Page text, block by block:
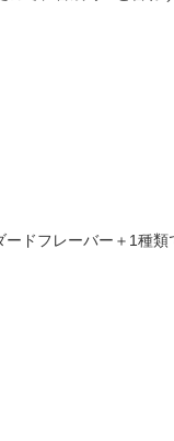
ードフレーバー＋1種